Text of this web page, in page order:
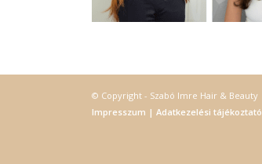
© Copyright - Szabó Imre Hair & Beauty
Impresszum | Adatkezelési tájékoztató